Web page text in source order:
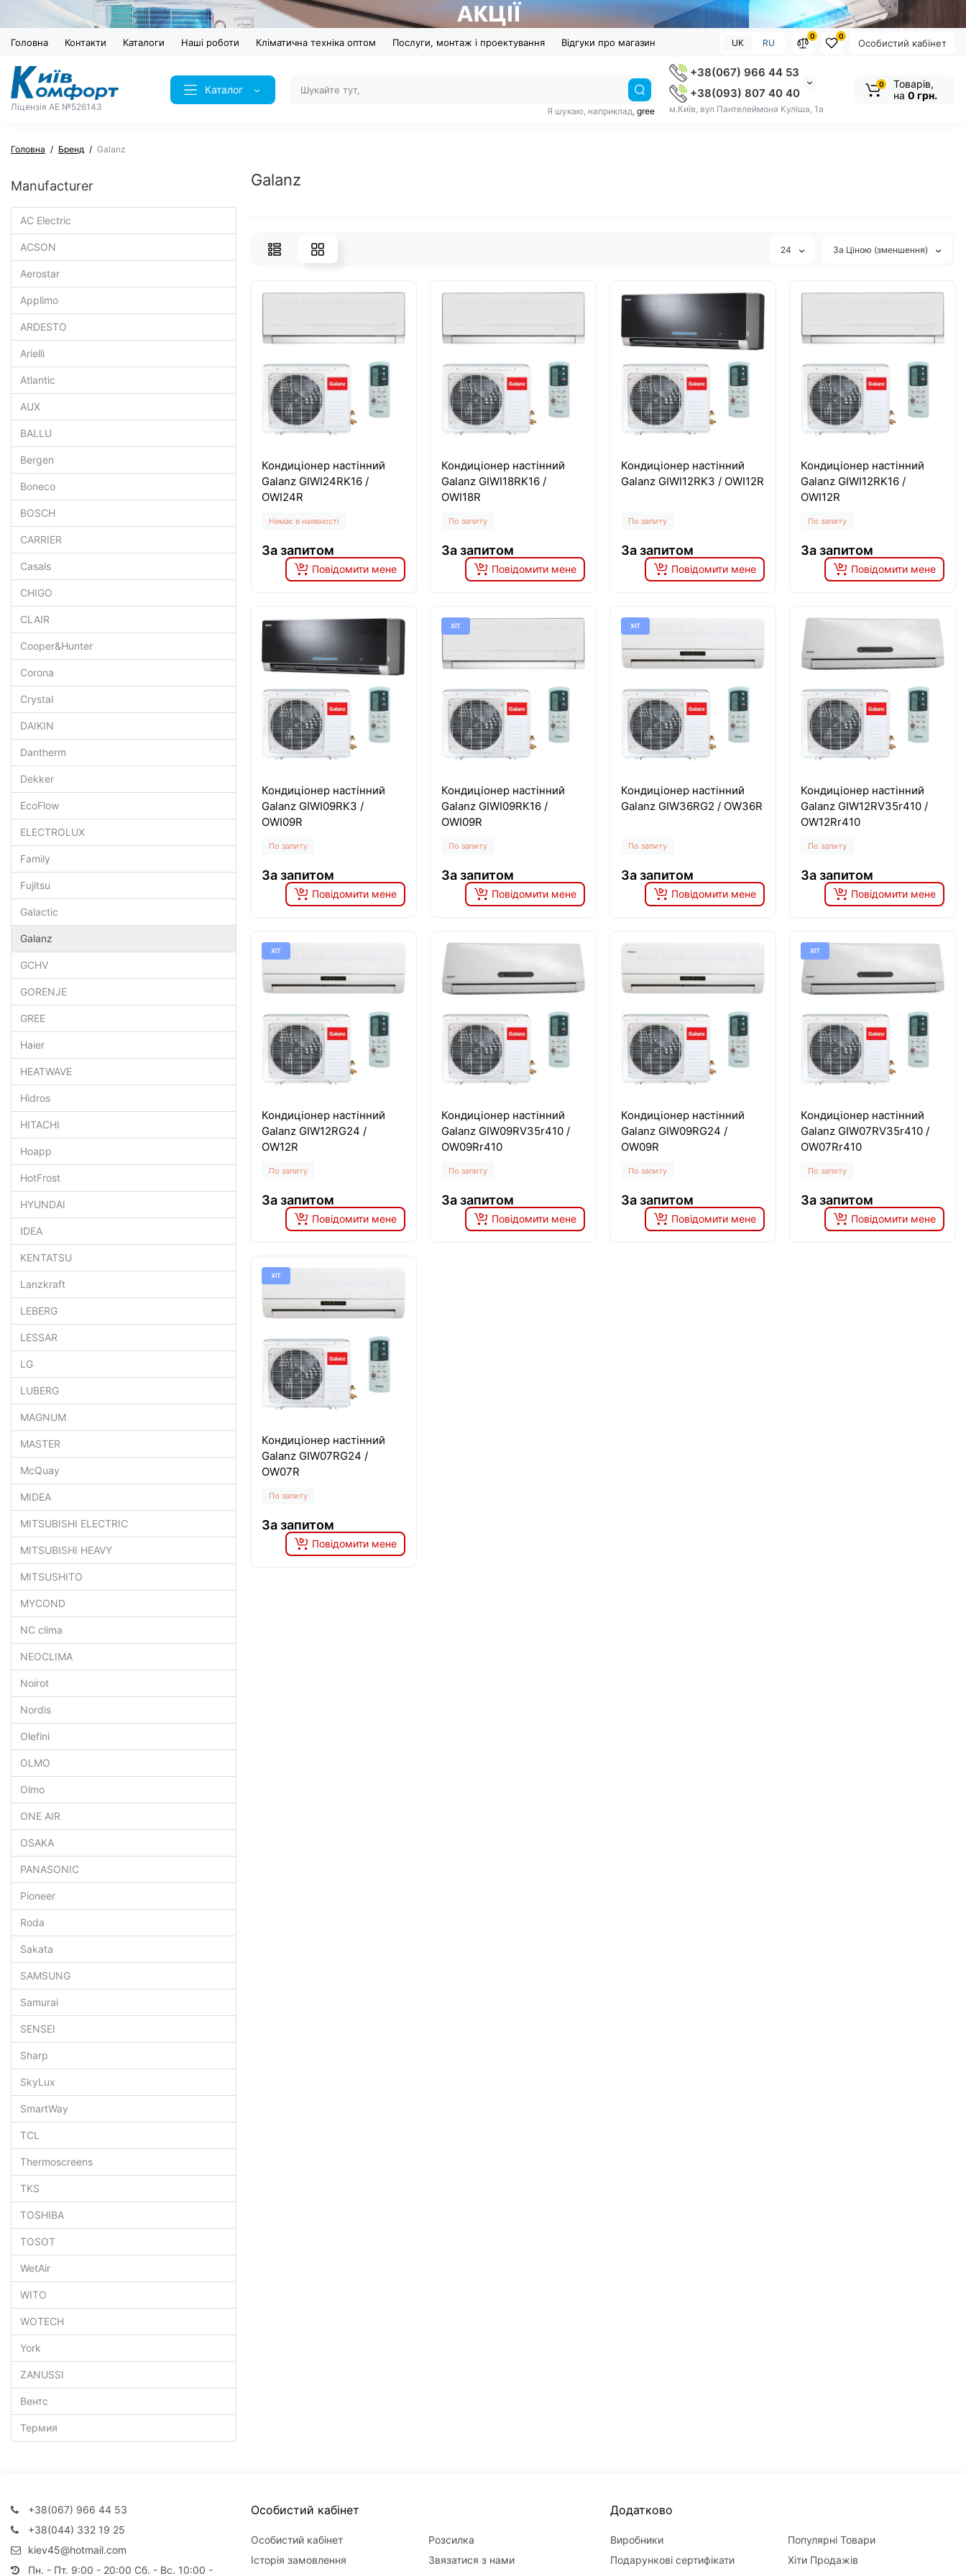
Головна Контакти Каталоги Наші роботи Кліматична техніка оптом Послуги, монтаж і проектування Відгуки про магазин Особистий кабінет
0
0
UK RU
Ліцензія AE №526143
Каталог
+38(067) 966 44 53
+38(093) 807 40 40
м.Київ, вул Пантелеймона Куліша, 1а
Я шукаю, наприклад, gree
0
Товарів,
на 0 грн.
Головна Бренд Galanz
Manufacturer
AC Electric
ACSON
Aerostar
Applimo
ARDESTO
Arielli
Atlantic
AUX
BALLU
Bergen
Boneco
BOSCH
CARRIER
Casals
CHIGO
CLAIR
Cooper&Hunter
Corona
Crystal
DAIKIN
Dantherm
Dekker
EcoFlow
ELECTROLUX
Family
Fujitsu
Galactic
Galanz
GCHV
GORENJE
GREE
Haier
HEATWAVE
Hidros
HITACHI
Hoapp
HotFrost
HYUNDAI
IDEA
KENTATSU
Lanzkraft
LEBERG
LESSAR
LG
LUBERG
MAGNUM
MASTER
McQuay
MIDEA
MITSUBISHI ELECTRIC
MITSUBISHI HEAVY
MITSUSHITO
MYCOND
NC clima
NEOCLIMA
Noirot
Nordis
Olefini
OLMO
Olmo
ONE AIR
OSAKA
PANASONIC
Pioneer
Roda
Sakata
SAMSUNG
Samurai
SENSEI
Sharp
SkyLux
SmartWay
TCL
Thermoscreens
TKS
TOSHIBA
TOSOT
WetAir
WITO
WOTECH
York
ZANUSSI
Вентс
Термия
Galanz
24 За Ціною (зменшення)
Кондиціонер настінний
Galanz GIWI24RK16 /
OWI24R
Немає в наявності
За запитом
Повідомити мене
Кондиціонер настінний
Galanz GIWI18RK16 /
OWI18R
По запиту
За запитом
Повідомити мене
Кондиціонер настінний
Galanz GIWI12RK3 / OWI12R
По запиту
За запитом
Повідомити мене
Кондиціонер настінний
Galanz GIWI12RK16 /
OWI12R
По запиту
За запитом
Повідомити мене
Кондиціонер настінний
Galanz GIWI09RK3 /
OWI09R
По запиту
За запитом
Повідомити мене
ХІТ
Кондиціонер настінний
Galanz GIWI09RK16 /
OWI09R
По запиту
За запитом
Повідомити мене
ХІТ
Кондиціонер настінний
Galanz GIW36RG2 / OW36R
По запиту
За запитом
Повідомити мене
Кондиціонер настінний
Galanz GIW12RV35r410 /
OW12Rr410
По запиту
За запитом
Повідомити мене
ХІТ
Кондиціонер настінний
Galanz GIW12RG24 /
OW12R
По запиту
За запитом
Повідомити мене
Кондиціонер настінний
Galanz GIW09RV35r410 /
OW09Rr410
По запиту
За запитом
Повідомити мене
Кондиціонер настінний
Galanz GIW09RG24 /
OW09R
По запиту
За запитом
Повідомити мене
ХІТ
Кондиціонер настінний
Galanz GIW07RV35r410 /
OW07Rr410
По запиту
За запитом
Повідомити мене
ХІТ
Кондиціонер настінний
Galanz GIW07RG24 /
OW07R
По запиту
За запитом
Повідомити мене
+38(067) 966 44 53
+38(044) 332 19 25
kiev45@hotmail.com
Пн. - Пт. 9:00 - 20:00 Сб. - Вс. 10:00 -
Особистий кабінет
Особистий кабінет
Історія замовлення
Розсилка
Звязатися з нами
Додатково
Виробники
Подарункові сертифікати
Популярні Товари
Хіти Продажів